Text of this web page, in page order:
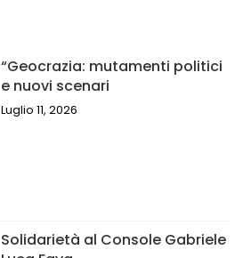
“Geocrazia: mutamenti politici
e nuovi scenari
Luglio 11, 2026
Solidarietà al Console Gabriele